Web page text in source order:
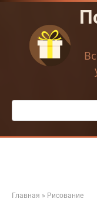
Перейти
контенту
Поиск:
Главная » Рисование